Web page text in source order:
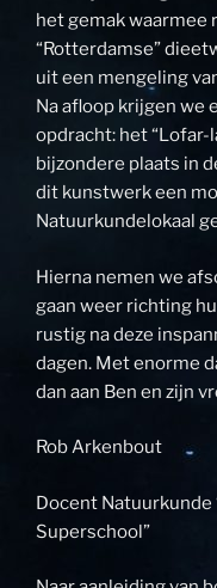
het gemak waarmee
“Rotterdamse”
uit een mengeling
Na afloop krijgen we
opdracht: het “Lofar-
bijzondere plaats in
dit kunstwerk een
Natuurkundelokaal
Hierna nemen we
gaan weer richting
rustig na deze
dagen. Met enorme
dan aan Ben en zijn
Rob Arkenbout
Docent Natuurkunde
Superschool”